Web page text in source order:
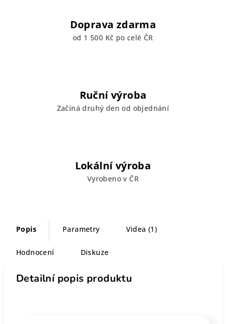
Doprava zdarma
od 1 500 Kč po celé ČR
Ruční výroba
Začíná druhý den od objednání
Lokální výroba
Vyrobeno v ČR
Popis Parametry Videa (1)
Hodnocení Diskuze
Detailní popis produktu